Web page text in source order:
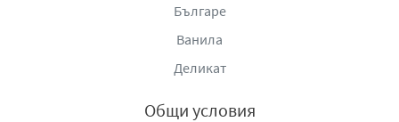
Българе
Ванила
Деликат
Общи условия